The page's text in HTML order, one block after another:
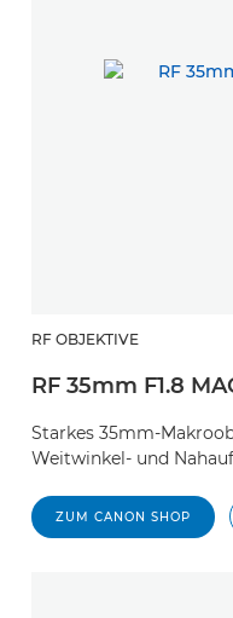
RF OBJEKTIVE
RF 35mm F1.8
Starkes 35mm-
Weitwinkel- und
ZUM CANON SHOP